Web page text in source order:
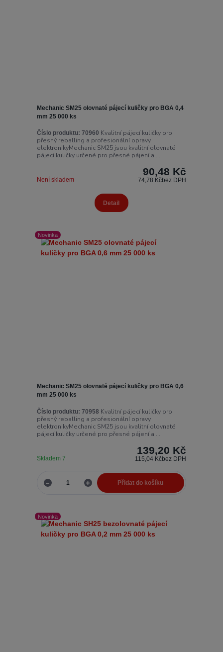
Mechanic SM25 olovnaté pájecí kuličky pro BGA 0,4
mm 25 000 ks
Číslo produktu: 70960 Kvalitní pájecí kuličky pro
přesný reballing a profesionální opravy
elektronikyMechanic SM25 jsou kvalitní olovnaté
pájecí kuličky určené pro přesné pájení a ...
90,48 Kč
74,78 Kčbez DPH
Není skladem
Detail
Novinka
Mechanic SM25 olovnaté pájecí kuličky pro BGA 0,6
mm 25 000 ks
Číslo produktu: 70958 Kvalitní pájecí kuličky pro
přesný reballing a profesionální opravy
elektronikyMechanic SM25 jsou kvalitní olovnaté
pájecí kuličky určené pro přesné pájení a ...
139,20 Kč
115,04 Kčbez DPH
Skladem 7
Přidat do košíku
Novinka